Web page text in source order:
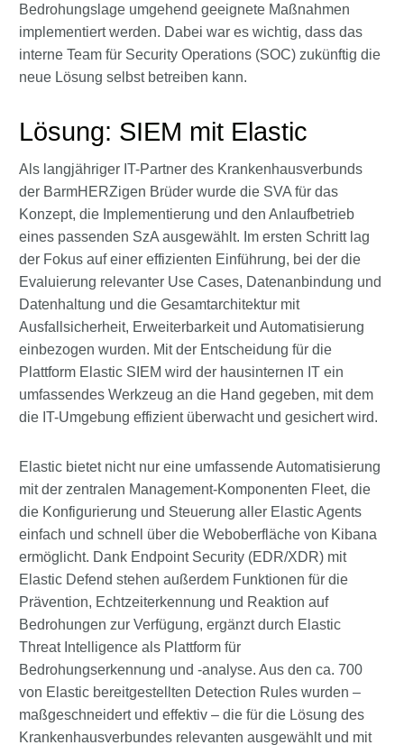
Bedrohungslage umgehend geeignete Maßnahmen
implementiert werden. Dabei war es wichtig, dass das
interne Team für Security Operations (SOC) zukünftig die
neue Lösung selbst betreiben kann.
Lösung: SIEM mit Elastic
Als langjähriger IT-Partner des Krankenhausverbunds
der BarmHERZigen Brüder wurde die SVA für das
Konzept, die Implementierung und den Anlaufbetrieb
eines passenden SzA ausgewählt. Im ersten Schritt lag
der Fokus auf einer effizienten Einführung, bei der die
Evaluierung relevanter Use Cases, Datenanbindung und
Datenhaltung und die Gesamtarchitektur mit
Ausfallsicherheit, Erweiterbarkeit und Automatisierung
einbezogen wurden. Mit der Entscheidung für die
Plattform Elastic SIEM wird der hausinternen IT ein
umfassendes Werkzeug an die Hand gegeben, mit dem
die IT-Umgebung effizient überwacht und gesichert wird.
Elastic bietet nicht nur eine umfassende Automatisierung
mit der zentralen Management-Komponenten Fleet, die
die Konfigurierung und Steuerung aller Elastic Agents
einfach und schnell über die Weboberfläche von Kibana
ermöglicht. Dank Endpoint Security (EDR/XDR) mit
Elastic Defend stehen außerdem Funktionen für die
Prävention, Echtzeiterkennung und Reaktion auf
Bedrohungen zur Verfügung, ergänzt durch Elastic
Threat Intelligence als Plattform für
Bedrohungserkennung und -analyse. Aus den ca. 700
von Elastic bereitgestellten Detection Rules wurden –
maßgeschneidert und effektiv – die für die Lösung des
Krankenhausverbundes relevanten ausgewählt und mit